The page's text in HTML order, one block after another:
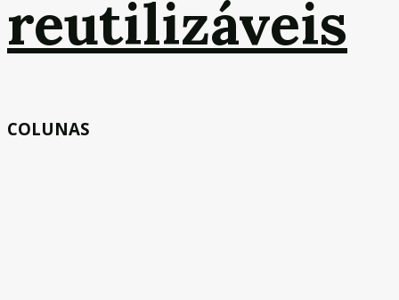
reutilizáveis
COLUNAS